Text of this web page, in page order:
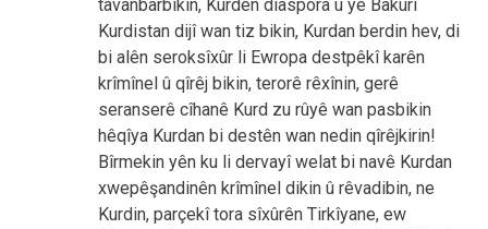
tavanbarbikin, Kurdên dîaspora û yê Bakurî
Kurdistan dijî wan tiz bikin, Kurdan berdin hev, di
bi alên seroksîxûr li Ewropa destpêkî karên
krîmînel û qîrêj bikin, terorê rêxînin, gerê
seranserê cîhanê Kurd zu rûyê wan pasbikin
hêqîya Kurdan bi destên wan nedin qîrêjkirin!
Bîrmekin yên ku li dervayî welat bi navê Kurdan
xwepêşandinên krîmînel dikin û rêvadibin, ne
Kurdin, parçekî tora sîxûrên Tirkîyane, ew